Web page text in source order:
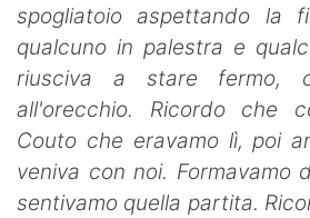
spogliatoio aspettando la
qualcuno in palestra e
riusciva a stare fermo,
all'orecchio. Ricordo che
Couto che eravamo lì, poi
veniva con noi. Formavamo
sentivamo quella partita.